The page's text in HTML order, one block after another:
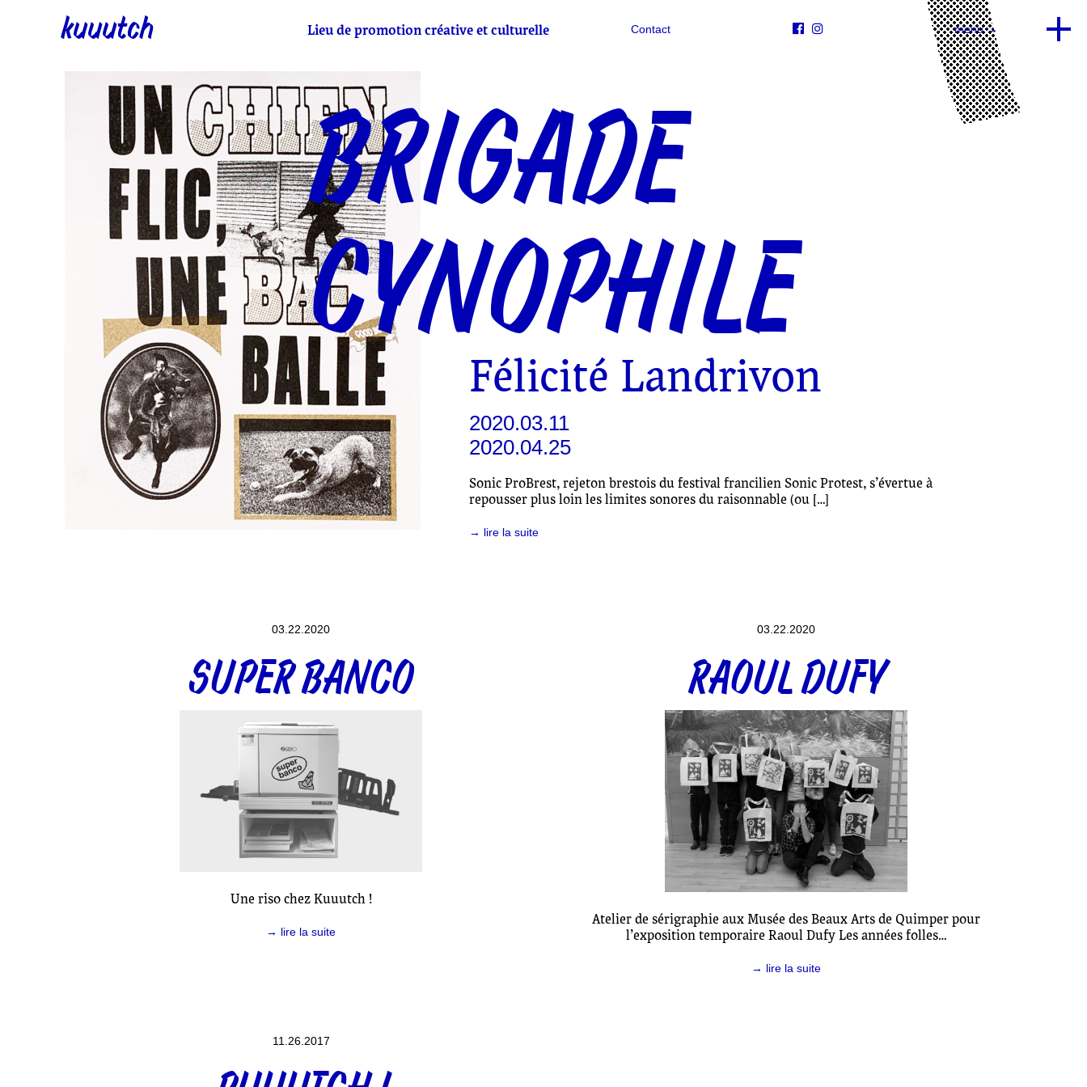
kuuutch Contact   menu →
Lieu de promotion créative et culturelle
BRIGADE
CYNOPHILE
Félicité Landrivon
2020.03.11
2020.04.25
Sonic ProBrest, rejeton brestois du festival francilien Sonic Protest, s’évertue à
repousser plus loin les limites sonores du raisonnable (ou […]
→ lire la suite
03.22.2020
SUPER BANCO
Une riso chez Kuuutch !
→ lire la suite
03.22.2020
RAOUL DUFY
Atelier de sérigraphie aux Musée des Beaux Arts de Quimper pour
l’exposition temporaire Raoul Dufy Les années folles…
→ lire la suite
11.26.2017